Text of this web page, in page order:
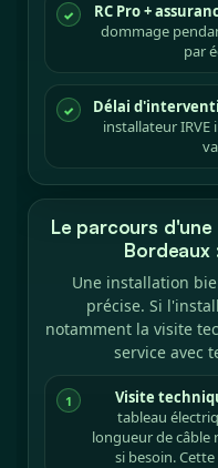
✓ RC Pro +
dommage
par
✓ Délai
installateur IRVE
Le parcours d'une
Bordeaux
Une installation
précise. Si
notamment la visite
service avec
1 Visite
tableau
longueur de câble
si besoin.